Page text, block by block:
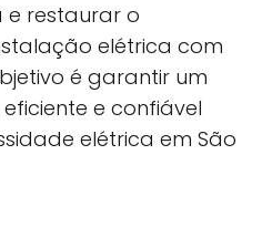
restaurar o
elétrica com
é garantir um
e confiável
elétrica em São